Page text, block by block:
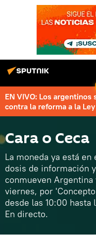
EN VIVO: Los
contra la reforma a la
Cara o Ceca
La moneda ya está
dosis de información
conmueven
viernes, por
desde las 10:00
En directo.